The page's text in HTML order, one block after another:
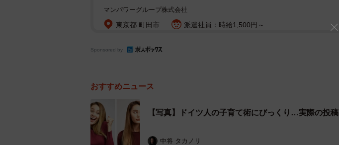
マンパワーグループ株式会社
東京都 町田市 派遣社員：時給1,500円～
Sponsored by
おすすめニュース
【写真】ドイツ人の子育て術にびっくり…実際の投稿
中将 タカノリ